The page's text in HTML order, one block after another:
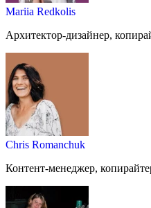
Mariia Redkolis
Архитектор-дизайнер,
Chris Romanchuk
Контент-менеджер,